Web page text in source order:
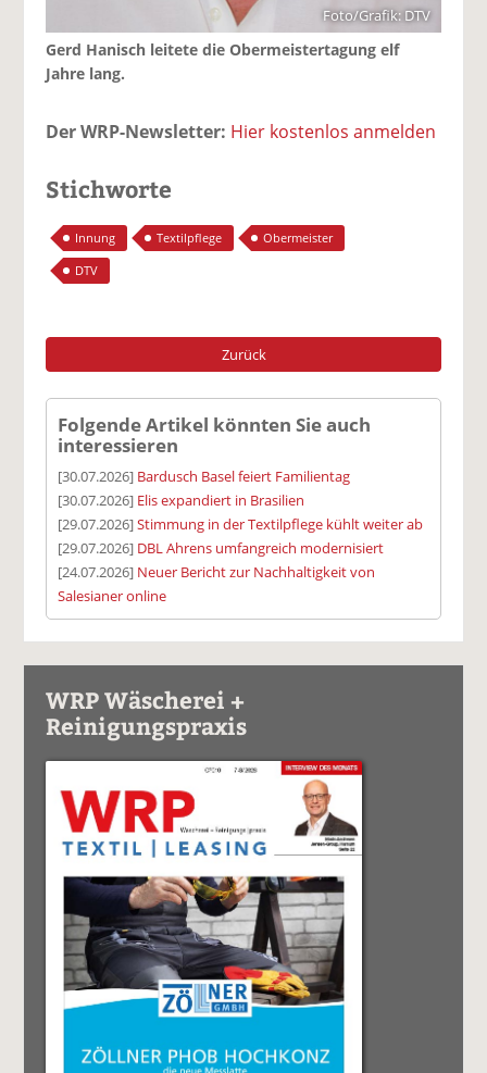
Foto/Grafik: DTV
Gerd Hanisch leitete die Obermeistertagung elf
Jahre lang.
Der WRP-Newsletter: Hier kostenlos anmelden
Stichworte
Innung Textilpflege
Obermeister
DTV
Zurück
Folgende Artikel könnten Sie auch
interessieren
[30.07.2026] Bardusch Basel feiert Familientag
[30.07.2026] Elis expandiert in Brasilien
[29.07.2026]Stimmung in der Textilpflege kühlt weiter ab
[29.07.2026] DBL Ahrens umfangreich modernisiert
[24.07.2026] Neuer Bericht zur Nachhaltigkeit von
Salesianer online
WRP Wäscherei +
Reinigungspraxis